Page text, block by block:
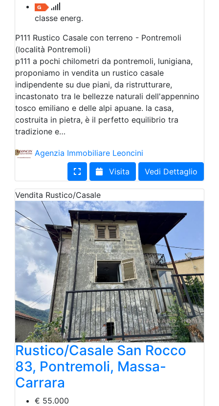
classe energ.
P111 Rustico Casale con terreno - Pontremoli
(località Pontremoli)
p111 a pochi chilometri da pontremoli, lunigiana,
proponiamo in vendita un rustico casale
indipendente su due piani, da ristrutturare,
incastonato tra le bellezze naturali dell'appennino
tosco emiliano e delle alpi apuane. la casa,
costruita in pietra, è il perfetto equilibrio tra
tradizione e…
Agenzia Immobiliare Leoncini
Visita
Vedi Dettaglio
Vendita Rustico/Casale
Rustico/Casale San Rocco
83, Pontremoli, Massa-
Carrara
€ 55.000